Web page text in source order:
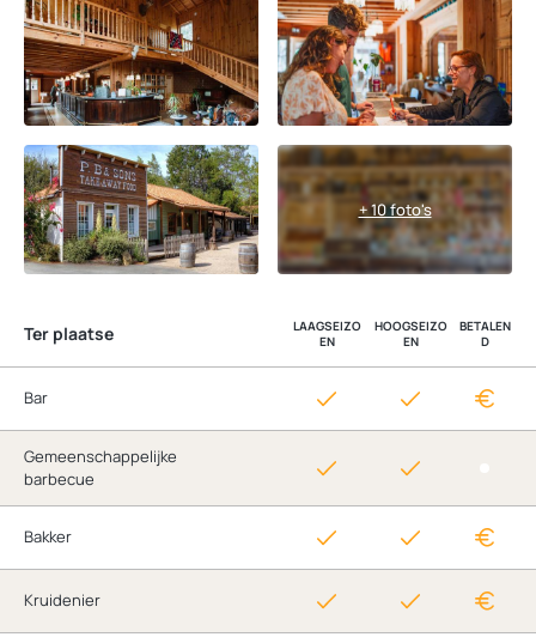
+ 10 foto's
Ter plaatse
LAAGSEIZO
EN
HOOGSEIZO
EN
BETALEN
D
Bar
Gemeenschappelijke
barbecue
Bakker
Kruidenier